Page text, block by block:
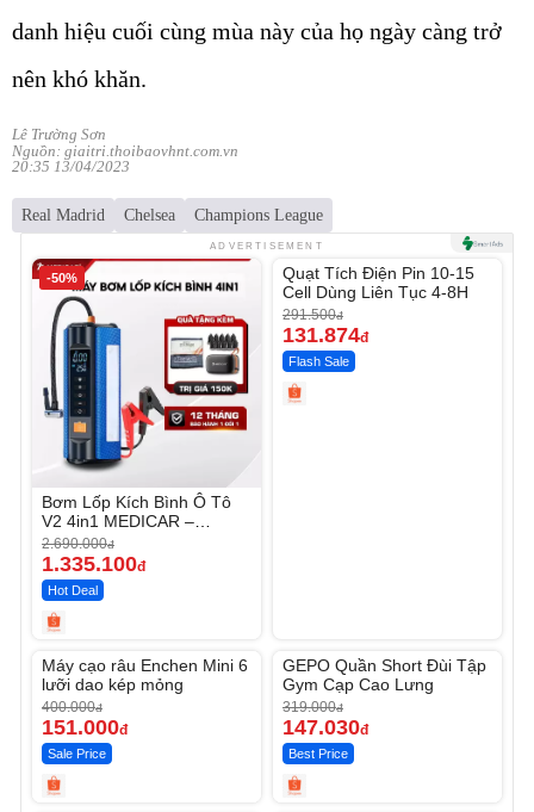
danh hiệu cuối cùng mùa này của họ ngày càng trở
nên khó khăn.
Lê Trường Sơn
Nguồn: giaitri.thoibaovhnt.com.vn
20:35 13/04/2023
Real Madrid Chelsea Champions League
ADVERTISEMENT
-50%
Bơm Lốp Kích Bình Ô Tô
V2 4in1 MEDICAR –
12.000mAh
2.690.000đ
1.335.100đ
Hot Deal
-54%
Unmute
Quạt Tích Điện Pin 10-15
Cell Dùng Liên Tục 4-8H
291.500đ
131.874đ
Flash Sale
-62%
Máy cạo râu Enchen Mini 6
lưỡi dao kép mỏng
400.000đ
151.000đ
Sale Price
-53%
GEPO Quần Short Đùi Tập
Gym Cạp Cao Lưng
319.000đ
147.030đ
Best Price